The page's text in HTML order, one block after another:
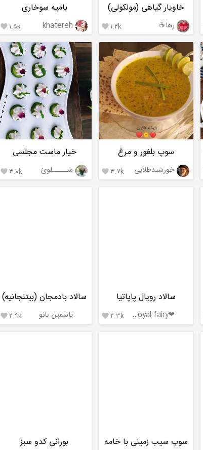
خاویار گیاهی (مولکولی)
رها☕️ ۱.۲k 
بامیه سوخاری
khatereh ۱.۵k
سوپ بلغور و مرغ
خورشیدطلایی ۳.۷k 
خیار ماست مجلسی
سَـــــلویٰ ۳.۰k
سالاد رویال پاپاتیا
❤Royal.fairy❤ ۲.۳k 
سالاد بادمجان (بیتنجانیه)
یاسمین بانو ۲.۹k 
سوپ سیب زمینی با خامه بورانی کدو سبز